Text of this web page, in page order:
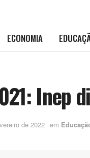
ECONOMIA
Inep
de 2022 em